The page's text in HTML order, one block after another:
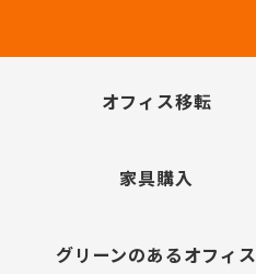
オフィス移転
家具購入
グリーンのあるオフィス